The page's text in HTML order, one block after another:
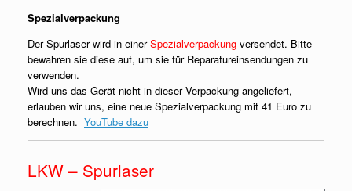
Spezialverpackung
Der Spurlaser wird in einerSpezialverpackung versendet. Bitte
bewahren sie diese auf, um sie für Reparatureinsendungen zu
verwenden.
Wird uns das Gerät nicht in dieser Verpackung angeliefert,
erlauben wir uns, eine neue Spezialverpackung mit 41 Euro zu
berechnen. YouTube dazu
LKW – Spurlaser